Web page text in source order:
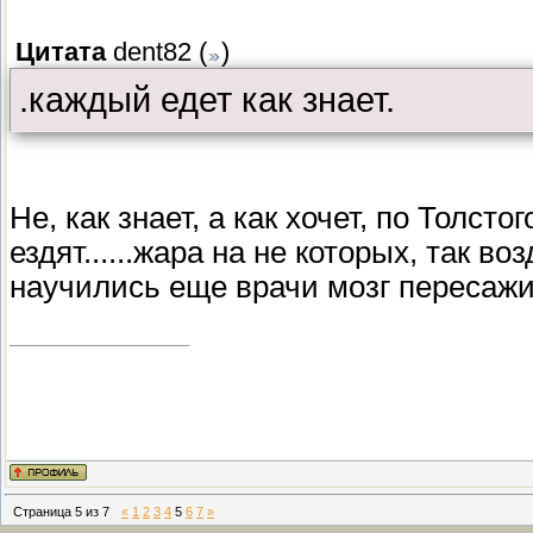
Цитата dent82 ( )
.каждый едет как знает.
Не, как знает, а как хочет, по
ездят......жара на не которых, так
научились еще врачи мозг
Страница 5 из 7 « 1 2 3 4 5 6 7 »